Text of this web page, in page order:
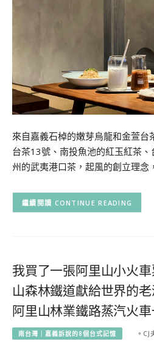
來自嘉義石棹的嫩芽烏龍和金萱
台茶13號、南投魚池的紅玉紅茶
州的武夷港口茶，起風的創立理念
CONTINUE READING
我買了一張阿里山小火
山森林鐵道獻給世界的
阿里山林業鐵路蒸汽火
南台灣｜嘉義訴說的8個台式記憶 。CJ